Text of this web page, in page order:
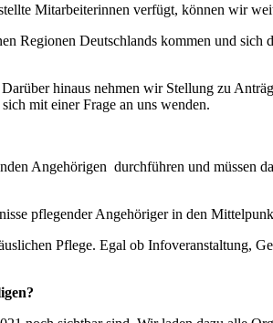
Mitarbeiterinnen verfügt, können wir
Regionen Deutschlands kommen und
hinaus nehmen wir Stellung zu
mit einer Frage an uns wenden.
Angehörigen durchführen und müssen
pflegender Angehöriger in den
Pflege. Egal ob Infoveranstaltung,